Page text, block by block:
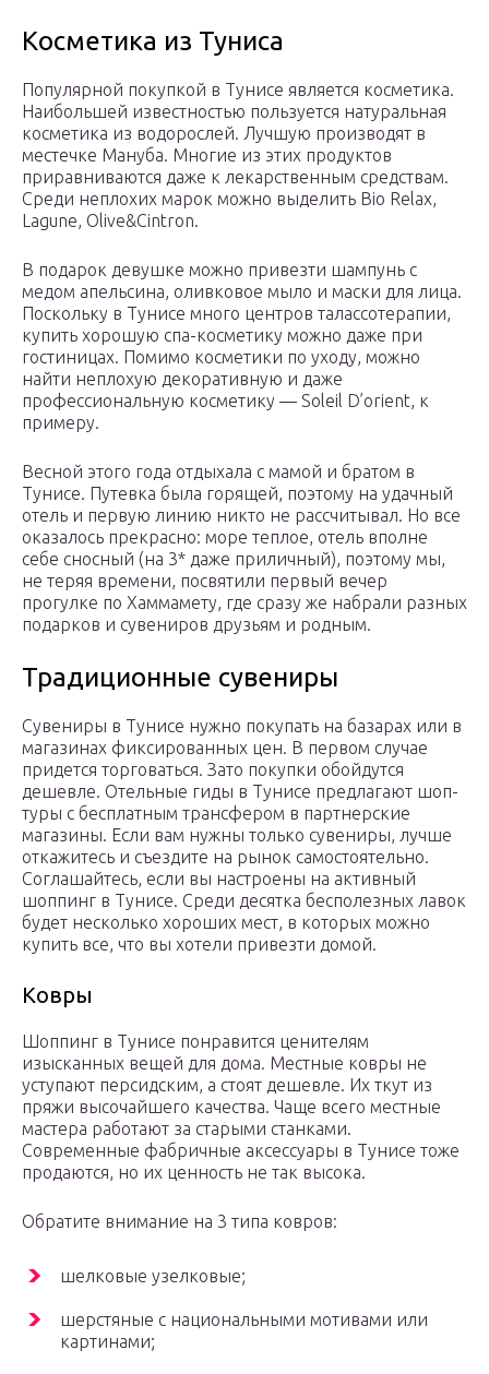
Косметика из Туниса
Популярной покупкой в Тунисе является косметика.
Наибольшей известностью пользуется натуральная
косметика из водорослей. Лучшую производят в
местечке Мануба. Многие из этих продуктов
приравниваются даже к лекарственным средствам.
Среди неплохих марок можно выделить Bio Relax,
Lagune, Olive&Cintron.
В подарок девушке можно привезти шампунь с
медом апельсина, оливковое мыло и маски для лица.
Поскольку в Тунисе много центров талассотерапии,
купить хорошую спа-косметику можно даже при
гостиницах. Помимо косметики по уходу, можно
найти неплохую декоративную и даже
профессиональную косметику — Soleil D’orient, к
примеру.
Весной этого года отдыхала с мамой и братом в
Тунисе. Путевка была горящей, поэтому на удачный
отель и первую линию никто не рассчитывал. Но все
оказалось прекрасно: море теплое, отель вполне
себе сносный (на 3* даже приличный), поэтому мы,
не теряя времени, посвятили первый вечер
прогулке по Хаммамету, где сразу же набрали разных
подарков и сувениров друзьям и родным.
Традиционные сувениры
Сувениры в Тунисе нужно покупать на базарах или в
магазинах фиксированных цен. В первом случае
придется торговаться. Зато покупки обойдутся
дешевле. Отельные гиды в Тунисе предлагают шоп-
туры с бесплатным трансфером в партнерские
магазины. Если вам нужны только сувениры, лучше
откажитесь и съездите на рынок самостоятельно.
Соглашайтесь, если вы настроены на активный
шоппинг в Тунисе. Среди десятка бесполезных лавок
будет несколько хороших мест, в которых можно
купить все, что вы хотели привезти домой.
Ковры
Шоппинг в Тунисе понравится ценителям
изысканных вещей для дома. Местные ковры не
уступают персидским, а стоят дешевле. Их ткут из
пряжи высочайшего качества. Чаще всего местные
мастера работают за старыми станками.
Современные фабричные аксессуары в Тунисе тоже
продаются, но их ценность не так высока.
Обратите внимание на 3 типа ковров:
шелковые узелковые;
шерстяные с национальными мотивами или
картинами;